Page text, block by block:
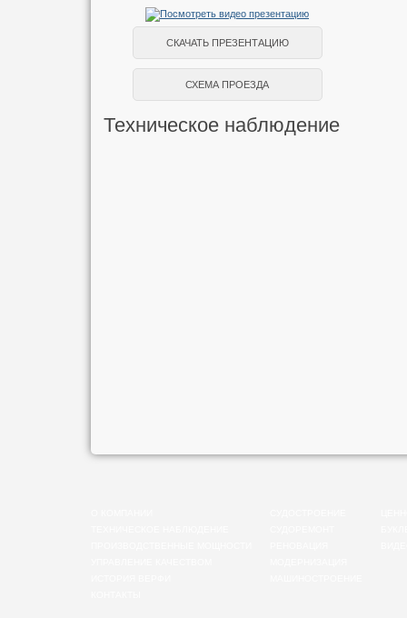
СКАЧАТЬ ПРЕЗЕНТАЦИЮ
СХЕМА ПРОЕЗДА
Техническое наблюдение